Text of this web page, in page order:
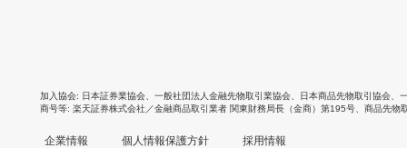
加入協会 日本証券業協会 一般社団法人金融先物取引業協会 日本商品先物取引協会
商号等 楽天証券株式会社／金融商品取引業者 関東財務局長（金商）第195号、商品先物
企業情報 個人情報保護方針 採用情報